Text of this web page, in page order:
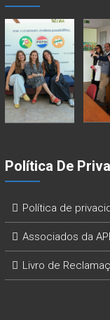
Política De
Política de
Associados da
Livro de